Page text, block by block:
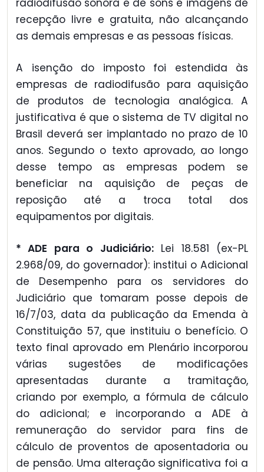
recepção livre e gratuita, não alcançando
as demais empresas e as pessoas físicas.
A isenção do imposto foi estendida às
empresas de radiodifusão para aquisição
de produtos de tecnologia analógica. A
justificativa é que o sistema de TV digital no
Brasil deverá ser implantado no prazo de 10
anos. Segundo o texto aprovado, ao longo
desse tempo as empresas podem se
beneficiar na aquisição de peças de
reposição até a troca total dos
equipamentos por digitais.
* ADE para o Judiciário:Lei 18.581 (ex-PL
2.968/09, do governador): institui o Adicional
de Desempenho para os servidores do
Judiciário que tomaram posse depois de
16/7/03, data da publicação da Emenda à
Constituição 57, que instituiu o benefício. O
texto final aprovado em Plenário incorporou
várias sugestões de modificações
apresentadas durante a tramitação,
criando por exemplo, a fórmula de cálculo
do adicional; e incorporando a ADE à
remuneração do servidor para fins de
cálculo de proventos de aposentadoria ou
de pensão. Uma alteração significativa foi a